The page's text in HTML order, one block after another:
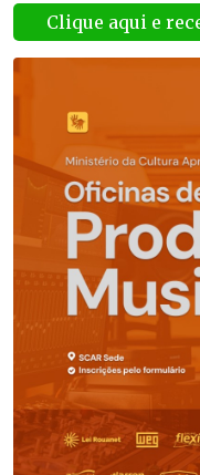
Clique aqui e